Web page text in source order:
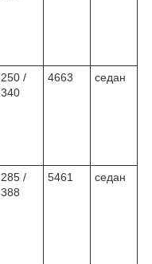
250 /
340
4663 седан
285 /
388
5461 седан